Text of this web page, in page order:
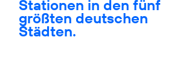
Stationen in den fünf
größten deutschen
Städten.